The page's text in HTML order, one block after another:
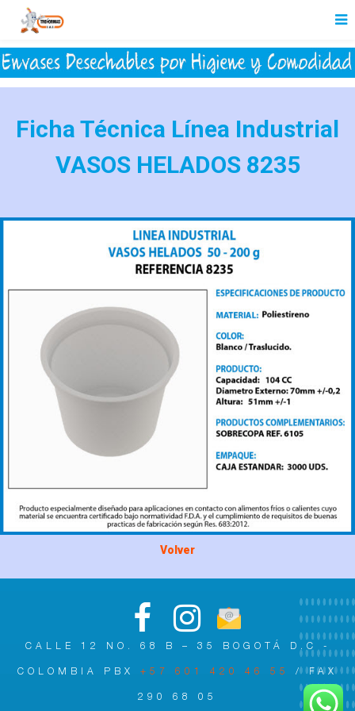
Ficha Técnica Línea Industrial
VASOS HELADOS 8235
Volver
CALLE 12 NO. 68 B – 35 BOGOTÁ D.C -
COLOMBIA PBX +57 601 420 46 55 / FAX
290 68 05